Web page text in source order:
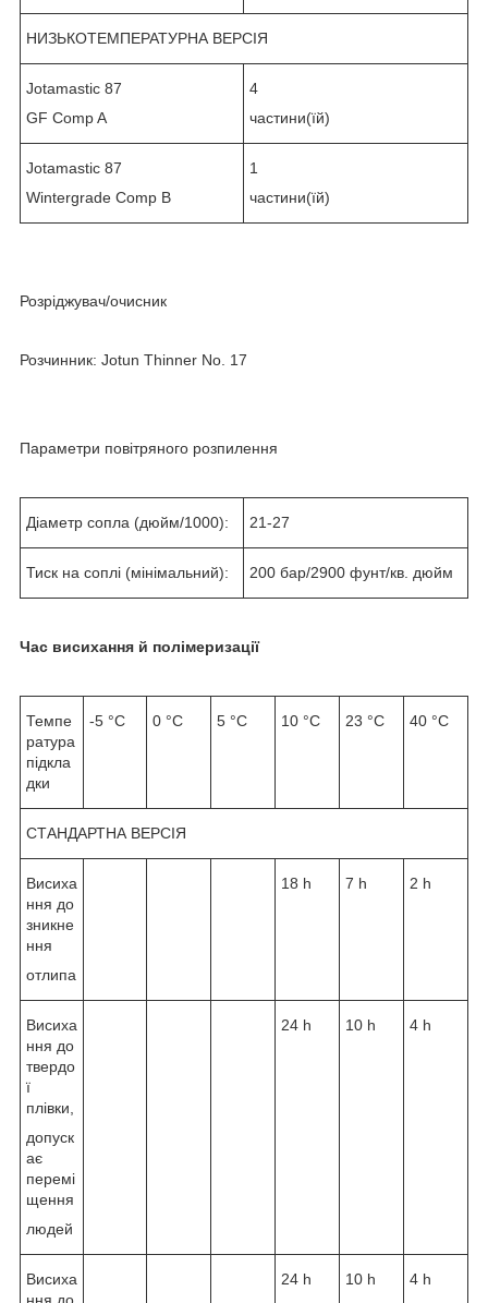
НИЗЬКОТЕМПЕРАТУРНА ВЕРСІЯ
Jotamastic 87
GF Comp A
4
частини(їй)
Jotamastic 87
Wintergrade Comp B
1
частини(їй)
Розріджувач/очисник
Розчинник: Jotun Thinner No. 17
Параметри повітряного розпилення
Діаметр сопла (дюйм/1000): 21-27
Тиск на соплі (мінімальний): 200 бар/2900 фунт/кв. дюйм
Час висихання й полімеризації
Темпе
ратура
підкла
дки
-5 °C 0 °C 5 °C 10 °C 23 °C 40 °C
СТАНДАРТНА ВЕРСІЯ
Висиха
ння до
зникне
ння
отлипа
18 h 7 h 2 h
Висиха
ння до
твердо
ї
плівки,
допуск
ає
перемі
щення
людей
24 h 10 h 4 h
Висиха
ння до
24 h 10 h 4 h